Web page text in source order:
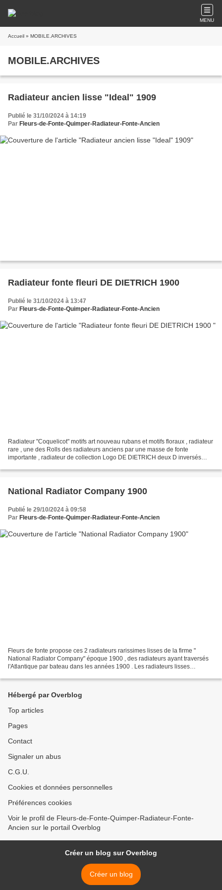
MENU
Accueil » MOBILE.ARCHIVES
MOBILE.ARCHIVES
Radiateur ancien lisse "Ideal" 1909
Publié le 31/10/2024 à 14:19
Par Fleurs-de-Fonte-Quimper-Radiateur-Fonte-Ancien
Radiateur fonte fleuri DE DIETRICH 1900
Publié le 31/10/2024 à 13:47
Par Fleurs-de-Fonte-Quimper-Radiateur-Fonte-Ancien
Radiateur "Coquelicot" motifs art nouveau rubans et motifs floraux , radiateur
rare , une des Rolls des radiateurs anciens par une masse de fonte
importante , radiateur de collection Logo DE DIETRICH deux D inversés
National Radiator Company 1900
Publié le 29/10/2024 à 09:58
Par Fleurs-de-Fonte-Quimper-Radiateur-Fonte-Ancien
Fleurs de fonte propose ces 2 radiateurs rarissimes lisses de la firme "
National Radiator Company" époque 1900 , des radiateurs ayant traversés
l'Atlantique par bateau dans les années 1900 . Les radiateurs lisses
Hébergé par Overblog
Top articles
Pages
Contact
Signaler un abus
C.G.U.
Cookies et données personnelles
Préférences cookies
Voir le profil de Fleurs-de-Fonte-Quimper-Radiateur-Fonte-
Ancien sur le portail Overblog
Créer un blog sur Overblog
Créer un blog